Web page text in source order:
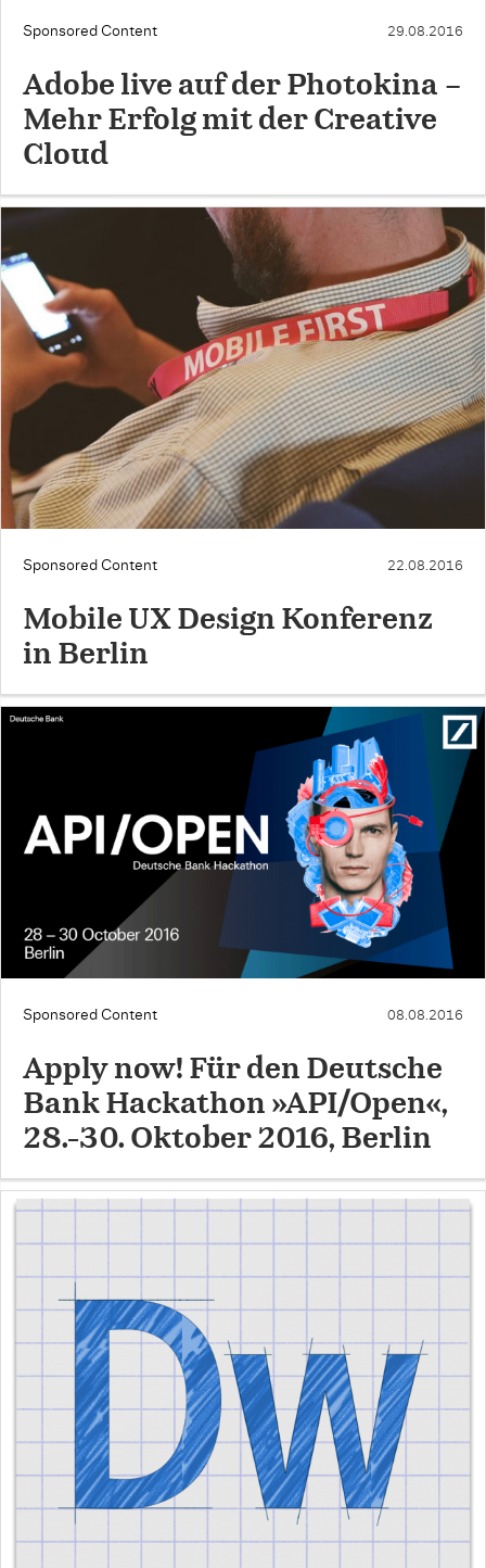
Sponsored Content 29.08.2016
Adobe live auf der Photokina –
Mehr Erfolg mit der Creative
Cloud
Sponsored Content 22.08.2016
Mobile UX Design Konferenz
in Berlin
Sponsored Content 08.08.2016
Apply now! Für den Deutsche
Bank Hackathon »API/Open«,
28.-30. Oktober 2016, Berlin